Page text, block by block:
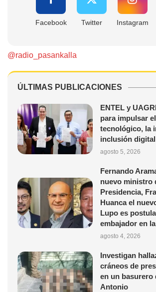
Facebook Twitter Instagram
@radio_pasankalla
ÚLTIMAS PUBLICACIONES
ENTEL y
para impulsar
tecnológico, la
inclusión
agosto 5, 2026
Fernando
nuevo ministro
Presidencia,
Huanca el
Lupo es
embajador en
agosto 4, 2026
Investigan
cráneos de
en un basurero
Antonio